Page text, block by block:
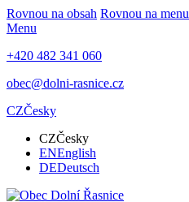
Rovnou na obsah Rovnou na menu
Menu
+420 482 341 060
obec@dolni-rasnice.cz
CZČesky
CZČesky
ENEnglish
DEDeutsch